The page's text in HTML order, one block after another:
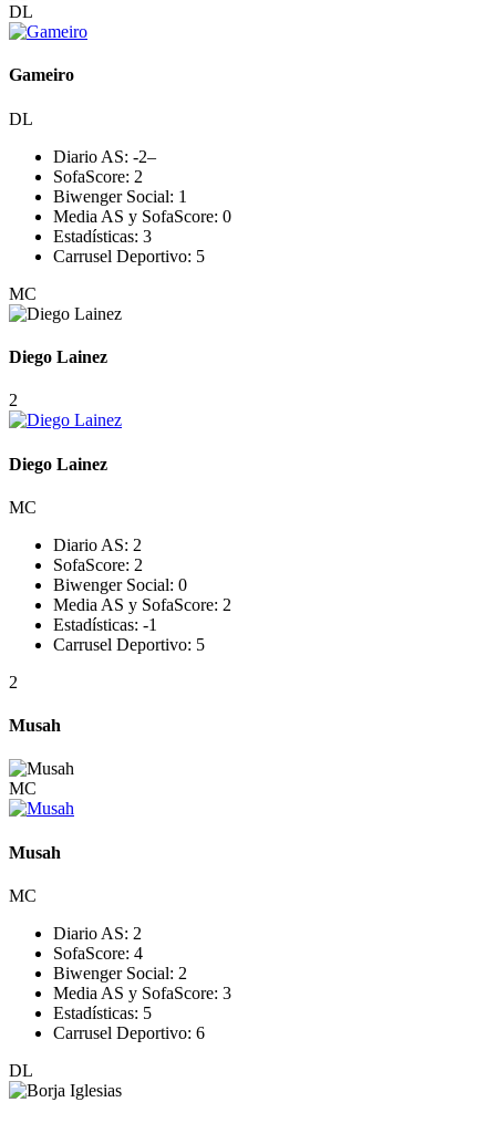
DL
Gameiro
DL
Diario AS: -2–
SofaScore: 2
Biwenger Social: 1
Media AS y SofaScore: 0
Estadísticas: 3
Carrusel Deportivo: 5
MC
Diego Lainez
2
Diego Lainez
MC
Diario AS: 2
SofaScore: 2
Biwenger Social: 0
Media AS y SofaScore: 2
Estadísticas: -1
Carrusel Deportivo: 5
2
Musah
MC
Musah
MC
Diario AS: 2
SofaScore: 4
Biwenger Social: 2
Media AS y SofaScore: 3
Estadísticas: 5
Carrusel Deportivo: 6
DL